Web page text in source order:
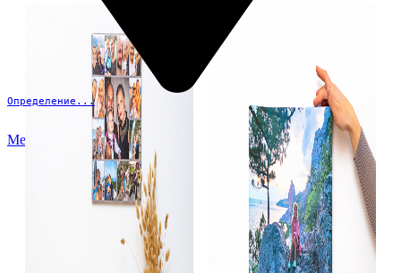
Определение...
Меню